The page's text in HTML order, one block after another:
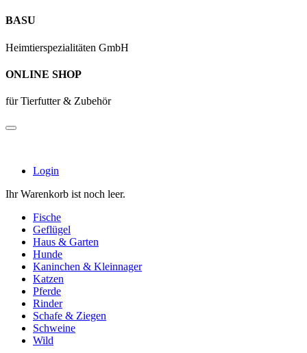
BASU
Heimtierspezialitäten GmbH
ONLINE SHOP
für Tierfutter & Zubehör
Login
Ihr Warenkorb ist noch leer.
Fische
Geflügel
Haus & Garten
Hunde
Kaninchen & Kleinnager
Katzen
Pferde
Rinder
Schafe & Ziegen
Schweine
Wild